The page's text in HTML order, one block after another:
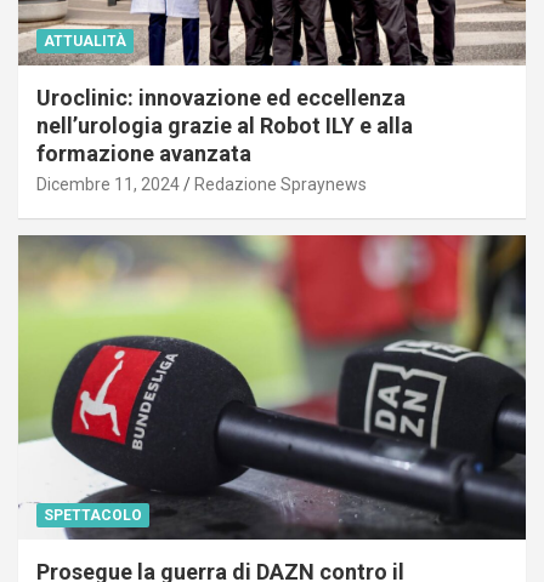
ATTUALITÀ
Uroclinic: innovazione ed eccellenza
nell’urologia grazie al Robot ILY e alla
formazione avanzata
Dicembre 11, 2024 Redazione Spraynews
SPETTACOLO
Prosegue la guerra di DAZN contro il